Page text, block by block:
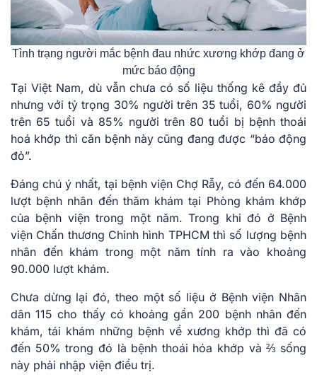
Tình trạng người mắc bệnh đau nhức xương khớp đang ở
mức báo động
Tại Việt Nam, dù vẫn chưa có số liệu thống kê đầy đủ
nhưng với tỷ trọng 30% người trên 35 tuổi, 60% người
trên 65 tuổi và 85% người trên 80 tuổi bị bệnh thoái
hoá khớp thì căn bệnh này cũng đang được “báo động
đỏ”.
Đáng chú ý nhất, tại bệnh viện Chợ Rẫy, có đến 64.000
lượt bệnh nhân đến thăm khám tại Phòng khám khớp
của bệnh viện trong một năm. Trong khi đó ở Bệnh
viện Chấn thương Chỉnh hình TPHCM thì số lượng bệnh
nhân đến khám trong một năm tính ra vào khoảng
90.000 lượt khám.
Chưa dừng lại đó, theo một số liệu ở Bệnh viện Nhân
dân 115 cho thấy có khoảng gần 200 bệnh nhân đến
khám, tái khám những bệnh về xương khớp thì đã có
đến 50% trong đó là bệnh thoái hóa khớp và ⅔ sống
này phải nhập viện điều trị.